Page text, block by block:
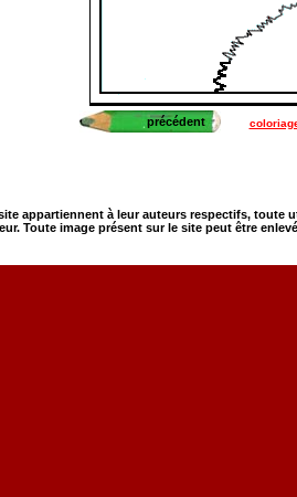
précédent
appartiennent à leur auteurs respectifs,
Toute image présent sur le site peut être